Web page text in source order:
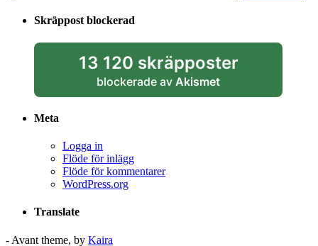
Skräppost blockerad
13 120 skräpposter
blockerade av Akismet
Meta
Logga in
Flöde för inlägg
Flöde för kommentarer
WordPress.org
Translate
- Avant theme, by Kaira